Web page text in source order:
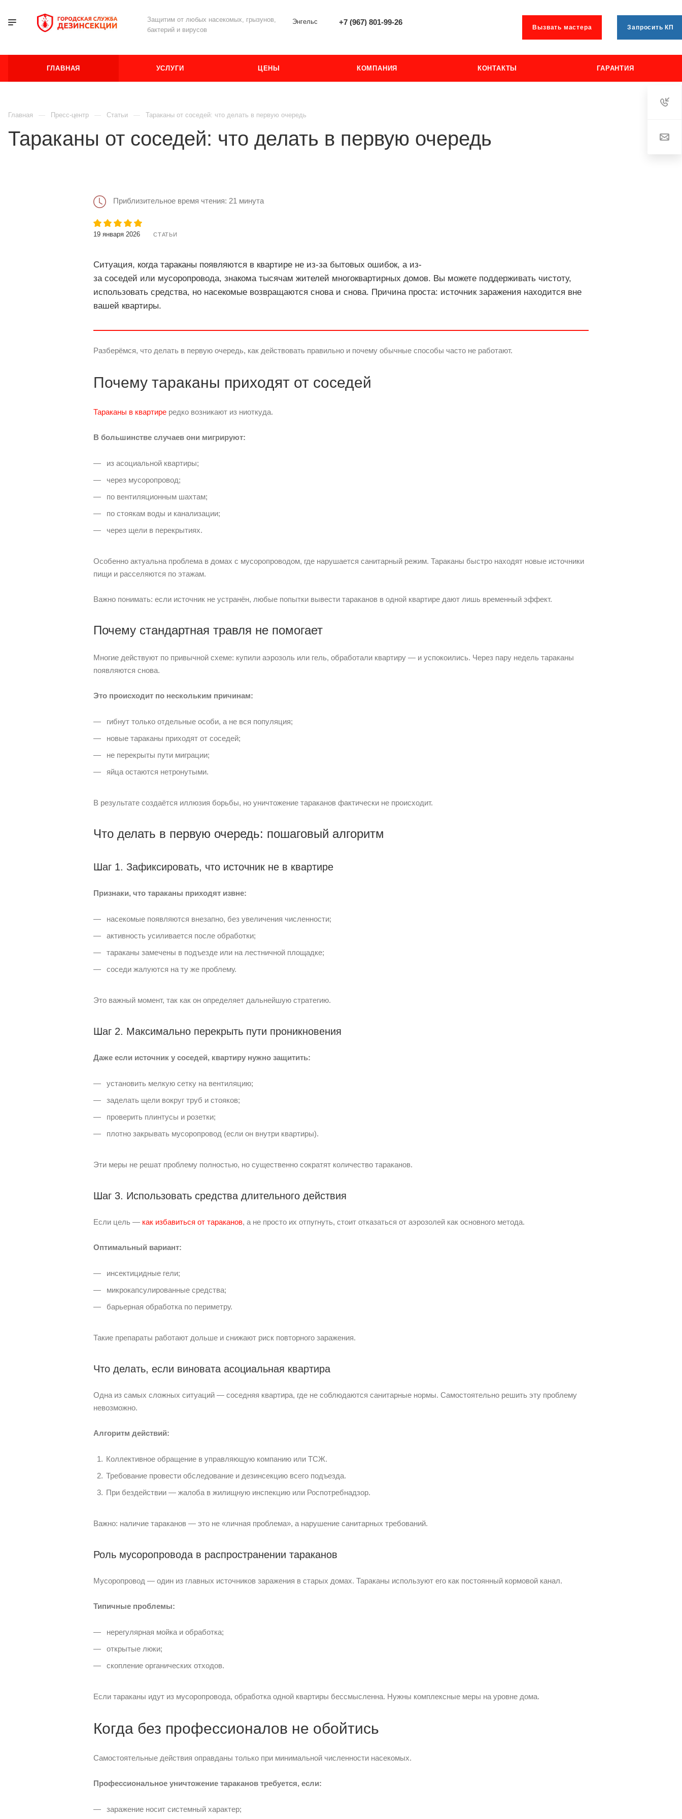
Защитим от любых насекомых, грызунов,
бактерий и вирусов
Энгельс +7 (967) 801-99-26
Вызвать мастера Запросить КП
ГЛАВНАЯ УСЛУГИ ЦЕНЫ КОМПАНИЯ КОНТАКТЫ ГАРАНТИЯ
Главная Пресс-центр Статьи Тараканы от соседей: что делать в первую очередь
Тараканы от соседей: что делать в первую очередь
Приблизительное время чтения: 21 минута
19 января 2026 СТАТЬИ
Ситуация, когда тараканы появляются в квартире не из-за бытовых ошибок, а из-
за соседей или мусоропровода, знакома тысячам жителей многоквартирных домов. Вы можете поддерживать чистоту,
использовать средства, но насекомые возвращаются снова и снова. Причина проста: источник заражения находится вне
вашей квартиры.
Разберёмся, что делать в первую очередь, как действовать правильно и почему обычные способы часто не работают.
Почему тараканы приходят от соседей
Тараканы в квартире редко возникают из ниоткуда.
В большинстве случаев они мигрируют:
из асоциальной квартиры;
через мусоропровод;
по вентиляционным шахтам;
по стоякам воды и канализации;
через щели в перекрытиях.
Особенно актуальна проблема в домах с мусоропроводом, где нарушается санитарный режим. Тараканы быстро находят новые источники
пищи и расселяются по этажам.
Важно понимать: если источник не устранён, любые попытки вывести тараканов в одной квартире дают лишь временный эффект.
Почему стандартная травля не помогает
Многие действуют по привычной схеме: купили аэрозоль или гель, обработали квартиру — и успокоились. Через пару недель тараканы
появляются снова.
Это происходит по нескольким причинам:
гибнут только отдельные особи, а не вся популяция;
новые тараканы приходят от соседей;
не перекрыты пути миграции;
яйца остаются нетронутыми.
В результате создаётся иллюзия борьбы, но уничтожение тараканов фактически не происходит.
Что делать в первую очередь: пошаговый алгоритм
Шаг 1. Зафиксировать, что источник не в квартире
Признаки, что тараканы приходят извне:
насекомые появляются внезапно, без увеличения численности;
активность усиливается после обработки;
тараканы замечены в подъезде или на лестничной площадке;
соседи жалуются на ту же проблему.
Это важный момент, так как он определяет дальнейшую стратегию.
Шаг 2. Максимально перекрыть пути проникновения
Даже если источник у соседей, квартиру нужно защитить:
установить мелкую сетку на вентиляцию;
заделать щели вокруг труб и стояков;
проверить плинтусы и розетки;
плотно закрывать мусоропровод (если он внутри квартиры).
Эти меры не решат проблему полностью, но существенно сократят количество тараканов.
Шаг 3. Использовать средства длительного действия
Если цель — как избавиться от тараканов, а не просто их отпугнуть, стоит отказаться от аэрозолей как основного метода.
Оптимальный вариант:
инсектицидные гели;
микрокапсулированные средства;
барьерная обработка по периметру.
Такие препараты работают дольше и снижают риск повторного заражения.
Что делать, если виновата асоциальная квартира
Одна из самых сложных ситуаций — соседняя квартира, где не соблюдаются санитарные нормы. Самостоятельно решить эту проблему
невозможно.
Алгоритм действий:
Коллективное обращение в управляющую компанию или ТСЖ.
Требование провести обследование и дезинсекцию всего подъезда.
При бездействии — жалоба в жилищную инспекцию или Роспотребнадзор.
Важно: наличие тараканов — это не «личная проблема», а нарушение санитарных требований.
Роль мусоропровода в распространении тараканов
Мусоропровод — один из главных источников заражения в старых домах. Тараканы используют его как постоянный кормовой канал.
Типичные проблемы:
нерегулярная мойка и обработка;
открытые люки;
скопление органических отходов.
Если тараканы идут из мусоропровода, обработка одной квартиры бессмысленна. Нужны комплексные меры на уровне дома.
Когда без профессионалов не обойтись
Самостоятельные действия оправданы только при минимальной численности насекомых.
Профессиональное уничтожение тараканов требуется, если:
заражение носит системный характер;